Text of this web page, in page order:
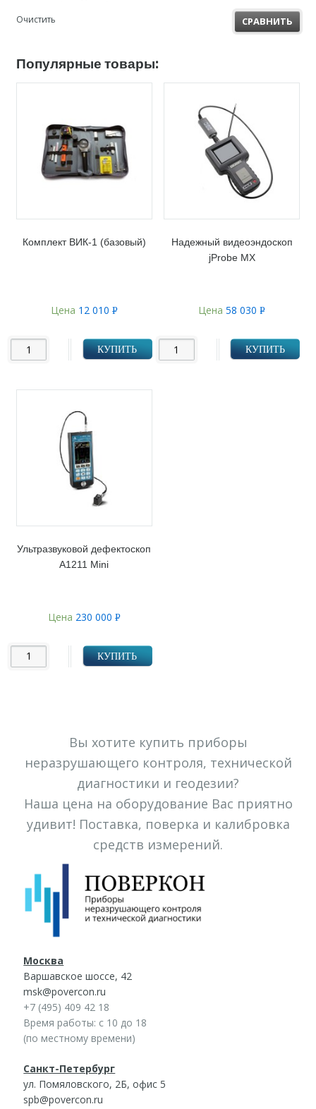
Очистить СРАВНИТЬ
Популярные товары:
Комплект ВИК-1 (базовый)
Цена 12 010 Р
КУПИТЬ
Надежный видеоэндоскоп
jProbe MX
Цена58 030Р
КУПИТЬ
Ультразвуковой дефектоскоп
А1211 Mini
Цена 230 000 Р
КУПИТЬ
Вы хотите купить приборы
неразрушающего контроля, технической
диагностики и геодезии?
Наша цена на оборудование Вас приятно
удивит! Поставка, поверка и калибровка
средств измерений.
Москва
Варшавское шоссе, 42
msk@povercon.ru
+7 (495) 409 42 18
Время работы: с 10 до 18
(по местному времени)
Санкт-Петербург
ул. Помяловского, 2Б, офис 5
spb@povercon.ru